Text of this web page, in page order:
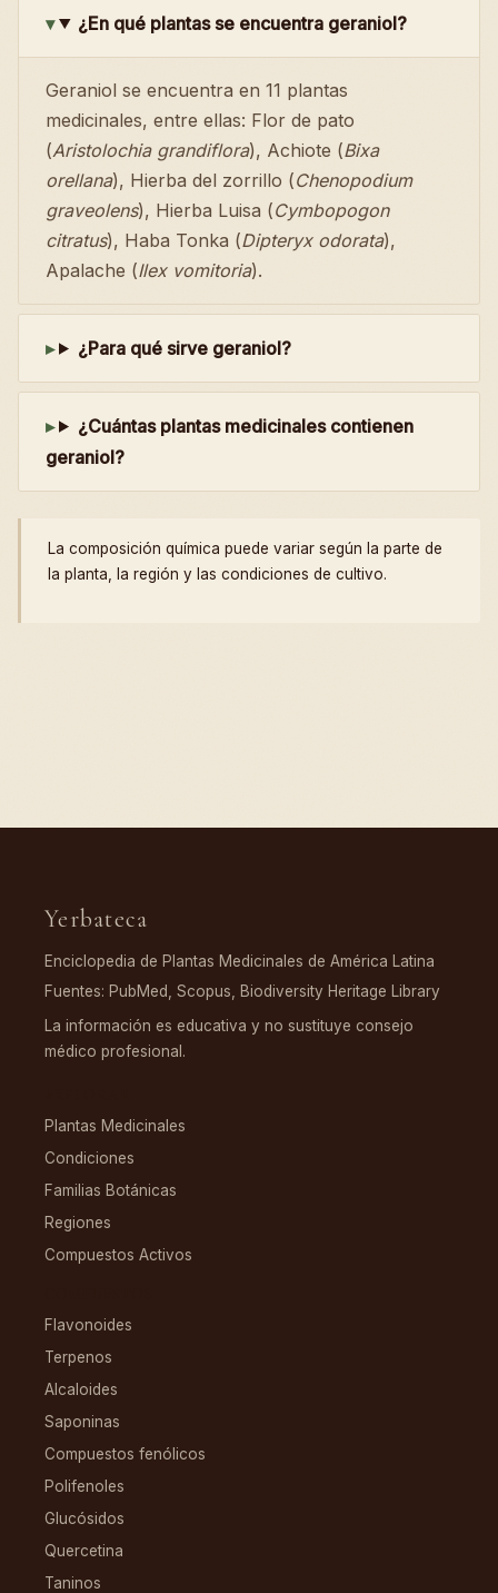
¿En qué plantas se encuentra geraniol?
Geraniol se encuentra en 11 plantas
medicinales, entre ellas: Flor de pato
(Aristolochia grandiflora), Achiote (Bixa
orellana), Hierba del zorrillo (Chenopodium
graveolens), Hierba Luisa (Cymbopogon
citratus), Haba Tonka (Dipteryx odorata),
Apalache (Ilex vomitoria).
¿Para qué sirve geraniol?
¿Cuántas plantas medicinales contienen
geraniol?
La composición química puede variar según la parte de
la planta, la región y las condiciones de cultivo.
Yerbateca
Enciclopedia de Plantas Medicinales de América Latina
Fuentes: PubMed, Scopus, Biodiversity Heritage Library
La información es educativa y no sustituye consejo
médico profesional.
Plantas Medicinales
Condiciones
Familias Botánicas
Regiones
Compuestos Activos
Flavonoides
Terpenos
Alcaloides
Saponinas
Compuestos fenólicos
Polifenoles
Glucósidos
Quercetina
Taninos